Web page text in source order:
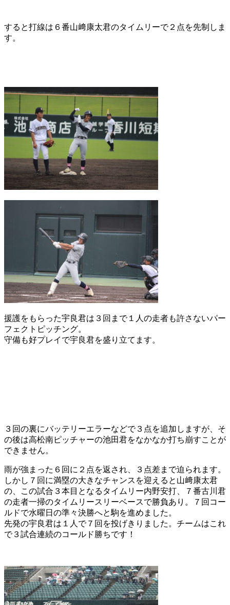
すると打線は６番山﨑康太君のタイムリーで２点を先制しま
す。
援護をもらった宇良君は３回まで１人の走者も許さないパー
フェクトピッチング。
守備も好プレイで宇良君を盛り立てます。
３回の裏にバッテリーエラーなどで３点を追加しますが、そ
の後は高松南ピッチャーの池田君をなかなか打ち崩すことが
できません。
雨が強まった６回に２点を返され、３点差まで迫られます。
しかし７回に満塁の大きなチャンスを迎えると山﨑康太君
の、この試合３本目となるタイムリー内野安打、７番古川君
の走者一掃のタイムリースリーベースで勝負あり。７回コー
ルドで水曜日の準々決勝へと駒を進めました。
先発の宇良君は１人で７回を投げきりました。チームはこれ
で３試合連続のコールド勝ちです！